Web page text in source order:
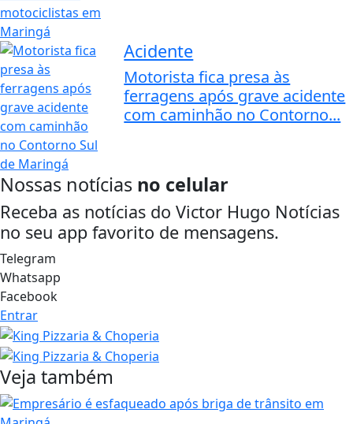
Acidente
Motorista fica presa às
ferragens após grave acidente
com caminhão no Contorno...
Nossas notícias no celular
Receba as notícias do Victor Hugo Notícias
no seu app favorito de mensagens.
Telegram
Whatsapp
Facebook
Entrar
Veja também